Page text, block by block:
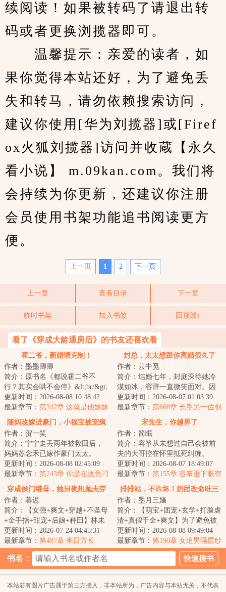
续阅读！如果被转码了请退出转
码或者更换浏揽器即可。
温馨提示：亲爱的读者，如
果你觉得本站还好，为了避免丢
失和转马，请勿依赖搜索访问，
建议你使用[华为刘揽器]或[Firef
ox火狐刘揽器]访问并收蔵【永久
看小说】 m.09kan.com。我们将
会持续为你更新，还建议你注册
会员使用书架功能追书阅读更方
便。
上一页 1 2 下—页
上一章 查看目录 下一章
临时书架 加入书签 回顶部↑
看了《穿成大龄通房后》的书友还喜欢看
霍二爷，新婚请克制！
作者：墨墨卿卿
简介：原书名《都说霍二爷不
行？其实会哄不会停》&lt;br/&gt;
恢复听力那天，阮念念得知自己
被绿，甩了渣...
更新时间：2026-08-08 10:48:42
最新章节： 第342章 这就是他妹妹
南枝！
封总，太太想跟你离婚很久了
作者：云中觅
简介：结婚七年，封庭深待她冷
漠如冰，容辞一直微笑面对。因
为她深爱着他。也相信终有一
天，她能将他的心...
更新时间：2026-08-07 01:03:39
最新章节： 第668章 长墨另一位创
随妈改嫁进豪门，小福宝被宠疯
作者：贺一笑
简介：宁宁走丢两年被救回后，
妈妈苏念禾已嫁作豪门太太。
&lt;br/&gt;然而这个豪门，是个运
势破败、千疮...
更新时间：2026-08-08 02:45:09
最新章节： 第243章 你是在故意刁
难苏念禾吗？
宋先生，你越界了
作者：简眠
简介：容筝从未想过自己会被前
夫的大哥控在怀里抵死纠缠。
……容筝是一个心理医生，线上
问诊碰见一个小三...
更新时间：2026-08-07 18:49:07
最新章节： 第155章 容筝垂下眼帘
小声说：“男女有别。”
穿成侯门继母，她日夜想抛夫弃
作者：暮迟
简介：【女强+爽文+穿越+不圣母
+金手指+甜宠+后娘+种田】林未
穿过来，就成了寡妇兼后娘。几
个白眼狼拿着...
更新时间：2026-07-24 04:45:31
最新章节： 第497章 来日方长
排排站，不许坏！奶团改命旺三
作者：墨月三婳
简介：【萌宝+团宠+玄学+打脸虐
渣+真假千金+爽文】为了避免被
渣爹扫地出门，跟着外祖一家造
反被斩首的悲...
更新时间：2026-08-08 09:49:04
最新章节： 第190章 女追男隔层纱
书名：
本站若有图片广告属于第三方接入，非本站所为，广告内容与本站无关，不代表